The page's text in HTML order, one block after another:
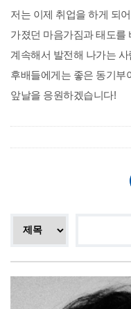
저는 이제 취업을 하게 되
가졌던 마음가짐과 태도를
계속해서 발전해 나가는
후배들에게는 좋은 동기부
앞날을 응원하겠습니다!